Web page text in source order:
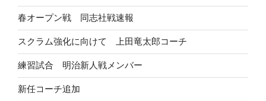
春オープン戦 同志社戦速報
スクラム強化に向けて 上田竜太郎コーチ
練習試合 明治新人戦メンバー
新任コーチ追加